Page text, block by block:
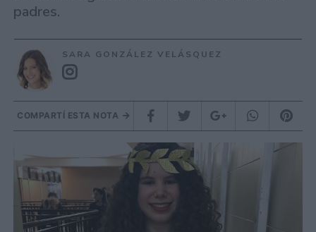
padres.
SARA GONZÁLEZ VELÁSQUEZ
COMPARTÍ ESTA NOTA